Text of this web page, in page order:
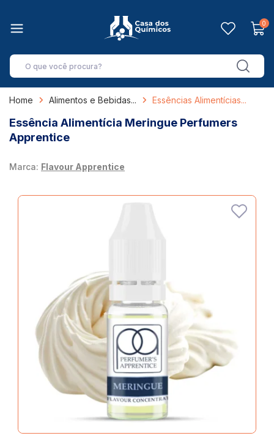
0
Home Alimentos e Bebidas Essências Alimentícias
Essência Alimentícia Meringue Perfumers
Apprentice
Marca: Flavour Apprentice